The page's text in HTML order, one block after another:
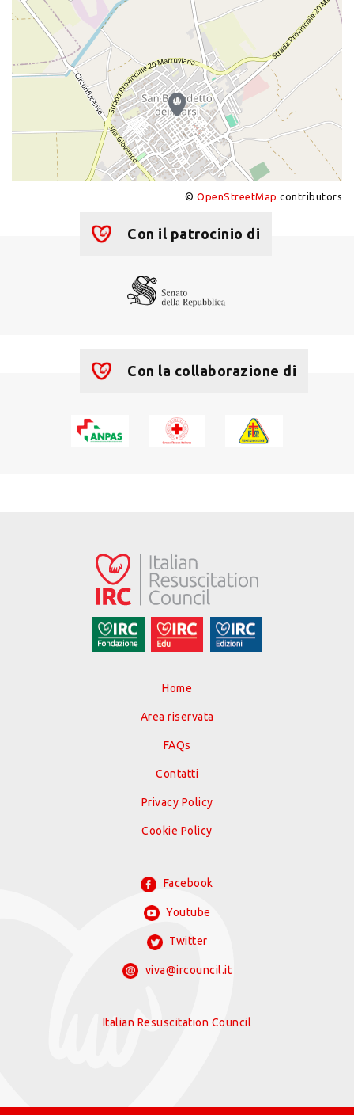
© OpenStreetMap contributors
Con il patrocinio di
Con la collaborazione di
Home
Area riservata
FAQs
Contatti
Privacy Policy
Cookie Policy
Facebook
Youtube
Twitter
viva@ircouncil.it
Italian Resuscitation Council